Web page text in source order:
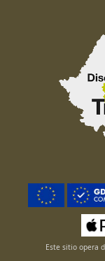
Este sitio opera